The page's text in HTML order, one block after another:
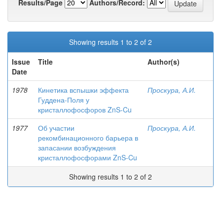
Results/Page
Authors/Record:
Showing results 1 to 2 of 2
Issue
Date
Title Author(s)
1978
Кинетика вспышки эффекта
Гуддена-Поля у
кристаллофосфоров ZnS-Cu
Проскура, А.И.
1977
Об участии
рекомбинационного барьера в
запасании возбуждения
кристаллофосфорами ZnS-Cu
Проскура, А.И.
Showing results 1 to 2 of 2